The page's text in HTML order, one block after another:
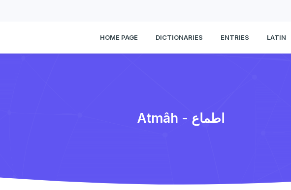
HOME PAGE DICTIONARIES ENTRIES LATIN
Atmâh - اطماع